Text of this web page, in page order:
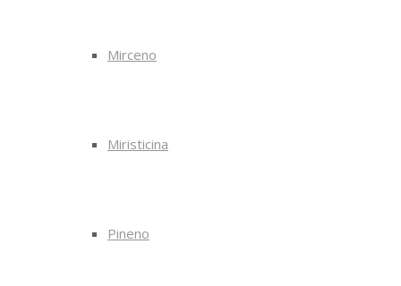
Mirceno
Miristicina
Pineno